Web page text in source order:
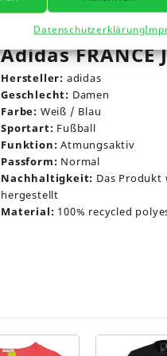
Datenschutzerklärung
Rezensionen (0)
Adidas FRANCE
Hersteller: adidas
Geschlecht: Damen
Farbe: Weiß / Blau
Sportart: Fußball
Funktion: Atmungsaktiv
Passform: Normal
Nachhaltigkeit: Das Produkt
hergestellt
Material: 100% recycled